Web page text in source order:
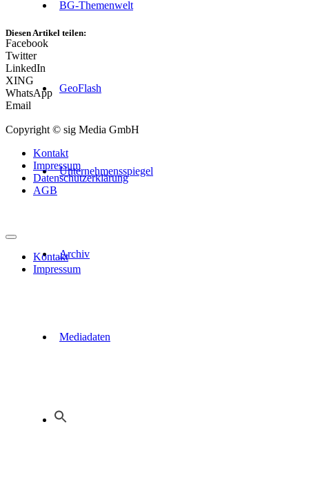
BG-Themenwelt
GeoFlash
Unternehmensspiegel
Archiv
Mediadaten
Diesen Artikel teilen:
Facebook
Twitter
LinkedIn
XING
WhatsApp
Email
Copyright © sig Media GmbH
Kontakt
Impressum
Datenschutzerklärung
AGB
Kontakt
Impressum